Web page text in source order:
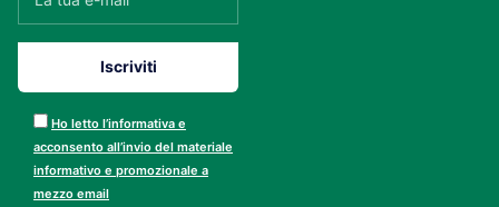
Ho letto l’informativa e
acconsento all’invio del materiale
informativo e promozionale a
mezzo email